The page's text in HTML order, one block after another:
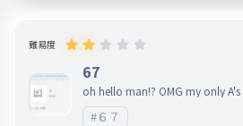
難易度
67
oh hello man!? OMG my only
!!!! Yo don't report me for
ord...NEVER!!!!!!!!
#６７